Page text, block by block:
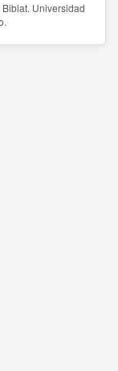
Universidad